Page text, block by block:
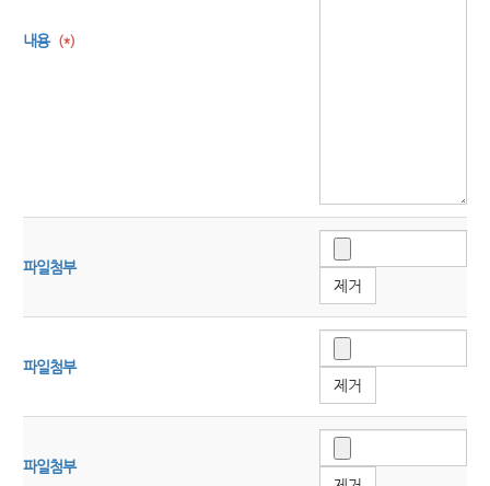
내용 (*)
파일첨부
제거
파일첨부
제거
파일첨부